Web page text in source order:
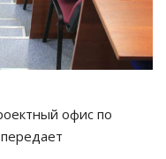
офис по